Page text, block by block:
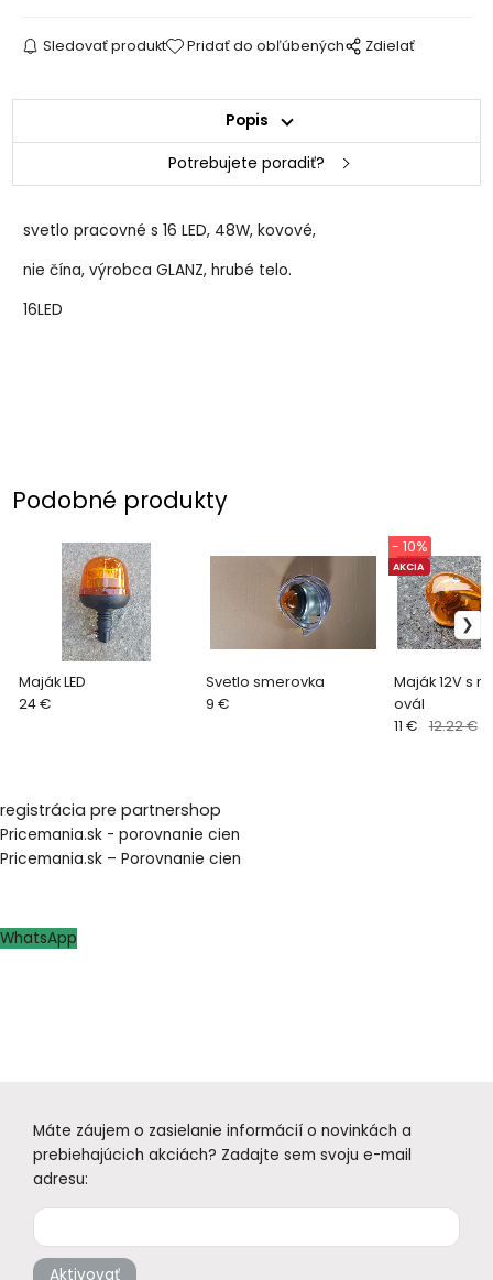
Sledovať produkt Pridať do obľúbených Zdielať
Popis
Potrebujete poradiť?
svetlo pracovné s 16 LED, 48W, kovové,
nie čína, výrobca GLANZ, hrubé telo.
16LED
Podobné produkty
Maják LED
24 €
Svetlo smerovka
9 €
Maják 12V s
ovál
AKCIA
- 10%
11 € 12.22 €
registrácia pre partnershop
Pricemania.sk - porovnanie cien
Pricemania.sk – Porovnanie cien
WhatsApp
Máte záujem o zasielanie informácií o novinkách a
prebiehajúcich akciách? Zadajte sem svoju e-mail
adresu:
Aktivovať